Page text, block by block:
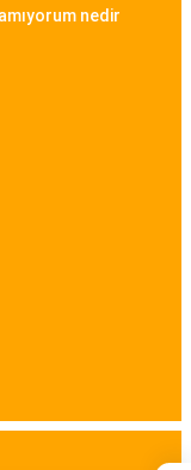
ile tanınan bir
dayanıklılık
günlük
başarıyla
bilinir. Fossil
malzeme
nedir